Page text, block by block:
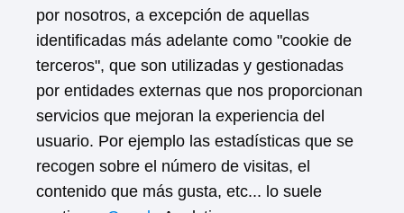
por nosotros, a excepción de aquellas
identificadas más adelante como "cookie de
terceros", que son utilizadas y gestionadas
por entidades externas que nos proporcionan
servicios que mejoran la experiencia del
usuario. Por ejemplo las estadísticas que se
recogen sobre el número de visitas, el
contenido que más gusta, etc... lo suele